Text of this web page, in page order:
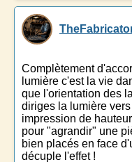
Complètement
lumière c'est la vie
que l'orientation des
diriges la lumière
impression de
pour "agrandir" une
bien placés en face
décuple l'effet !